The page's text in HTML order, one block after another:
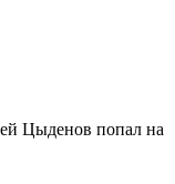
Цыденов попал на